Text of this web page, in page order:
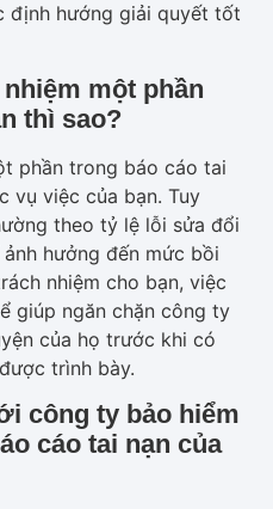
định hướng giải quyết tốt
một phần
thì sao?
phần trong báo cáo tai
vụ việc của bạn. Tuy
theo tỷ lệ lỗi sửa đổi
hưởng đến mức bồi
nhiệm cho bạn, việc
giúp ngăn chặn công ty
của họ trước khi có
trình bày.
công ty bảo hiểm
cáo tai nạn của